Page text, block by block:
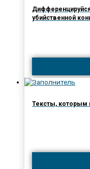
убийственной
Тексты, которым